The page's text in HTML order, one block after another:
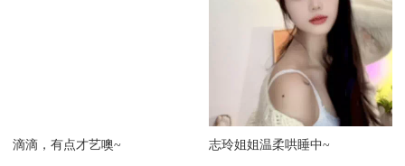
滴滴，有点才艺噢~ 志玲姐姐温柔哄睡中~